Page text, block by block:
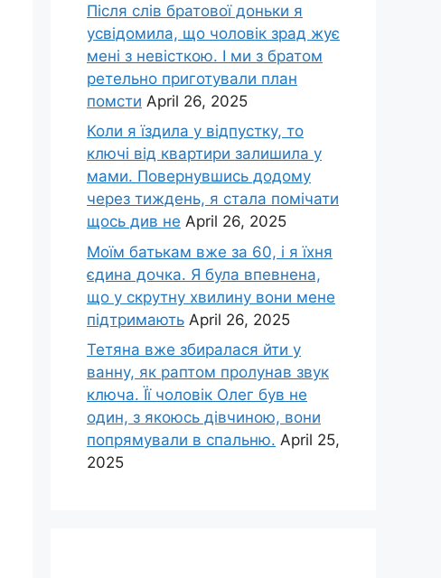
Після слів братової доньки я
усвідомила, що чоловік зpад жує
мені з невісткою. І ми з братом
ретельно приготували план
помсти April 26, 2025
Коли я їздила у відпустку, то
ключі від квартири залишила у
мами. Повернувшись додому
через тиждень, я стала помічати
щось див не April 26, 2025
Моїм батькам вже за 60, і я їхня
єдина дочка. Я була впевнена,
що у скрутну хвилину вони мене
підтримають April 26, 2025
Тетяна вже збиралася йти у
ванну, як раптом пролунав звук
ключа. Її чоловік Олег був не
один, з якоюсь дівчиною, вони
попрямували в спальню. April 25,
2025